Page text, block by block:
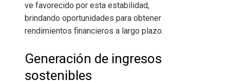
ve favorecido por esta estabilidad,
brindando oportunidades para obtener
rendimientos financieros a largo plazo.
Generación de ingresos
sostenibles